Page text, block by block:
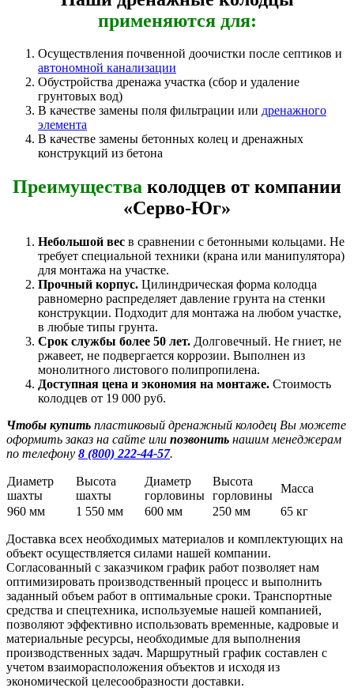
применяются для:
Осуществления почвенной доочистки после септиков и
автономной канализации
Обустройства дренажа участка (сбор и удаление
грунтовых вод)
В качестве замены поля фильтрации или дренажного
элемента
В качестве замены бетонных колец и дренажных
конструкций из бетона
Преимущества колодцев от компании
«Серво-Юг»
Небольшой вес в сравнении с бетонными кольцами. Не
требует специальной техники (крана или манипулятора)
для монтажа на участке.
Прочный корпус. Цилиндрическая форма колодца
равномерно распределяет давление грунта на стенки
конструкции. Подходит для монтажа на любом участке,
в любые типы грунта.
Срок службы более 50 лет. Долговечный. Не гниет, не
ржавеет, не подвергается коррозии. Выполнен из
монолитного листового полипропилена.
Доступная цена и экономия на монтаже. Стоимость
колодцев от 19 000 руб.
Чтобы купить пластиковый дренажный колодец Вы можете
оформить заказ на сайте или позвонить нашим менеджерам
по телефону 8 (800) 222-44-57.
Диаметр
шахты
Высота
шахты
Диаметр
горловины
Высота
горловины
Масса
960 мм
1 550 мм 600 мм 250 мм 65 кг
Доставка всех необходимых материалов и комплектующих на
объект осуществляется силами нашей компании.
Согласованный с заказчиком график работ позволяет нам
оптимизировать производственный процесс и выполнить
заданный объем работ в оптимальные сроки. Транспортные
средства и спецтехника, используемые нашей компанией,
позволяют эффективно использовать временные, кадровые и
материальные ресурсы, необходимые для выполнения
производственных задач. Маршрутный график составлен с
учетом взаиморасположения объектов и исходя из
экономической целесообразности доставки.